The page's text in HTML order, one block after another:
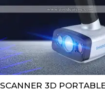
SCANNER 3D